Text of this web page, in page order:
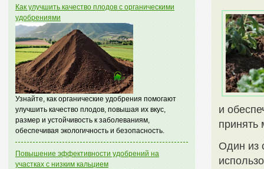
Как улучшить качество плодов с органическими
удобрениями
Узнайте, как органические удобрения помогают
улучшить качество плодов, повышая их вкус,
размер и устойчивость к заболеваниям,
обеспечивая экологичность и безопасность.
Повышение эффективности удобрений на
участках с низким кальцием
и
принять
Один из